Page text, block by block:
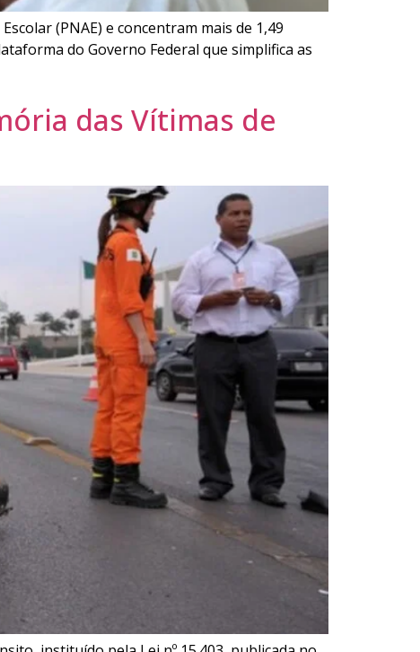
(PNAE) e concentram mais de 1,49
do Governo Federal que simplifica as
das Vítimas de